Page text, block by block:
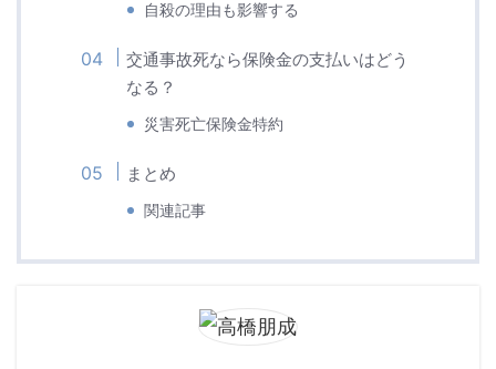
自殺の理由も影響する
交通事故死なら保険金の支払いはどう
なる？
災害死亡保険金特約
まとめ
関連記事